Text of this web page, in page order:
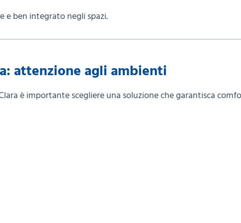
e ben integrato negli spazi.
attenzione agli ambienti
è importante scegliere una soluzione che garantisca